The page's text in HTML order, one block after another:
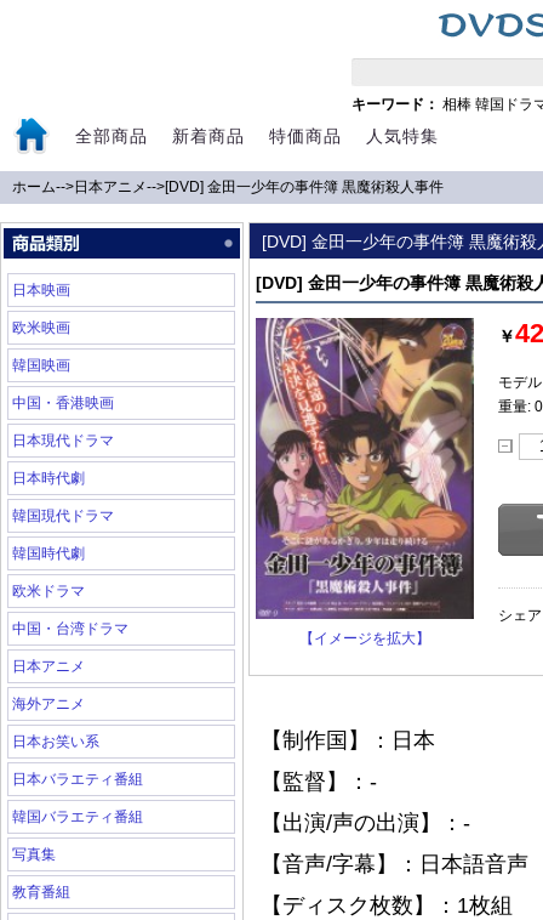
キーワード： 相棒 韓国ドラ
全部商品 新着商品 特価商品 人気特集
ホーム-->日本アニメ-->[DVD] 金田一少年の事件簿 黒魔術殺人事件
日本映画
欧米映画
韓国映画
中国・香港映画
日本現代ドラマ
日本時代劇
韓国現代ドラマ
韓国時代劇
欧米ドラマ
中国・台湾ドラマ
日本アニメ
海外アニメ
日本お笑い系
日本バラエティ番組
韓国バラエティ番組
写真集
教育番組
[DVD] 金田一少年の事件簿 黒魔術殺
[DVD] 金田一少年の事件簿 黒魔術殺
【イメージを拡大】
￥
モデ
重量:
シェ
【制作国】：日本
【監督】：-
【出演/声の出演】：-
【音声/字幕】：日本語音声
【ディスク枚数】：1枚組